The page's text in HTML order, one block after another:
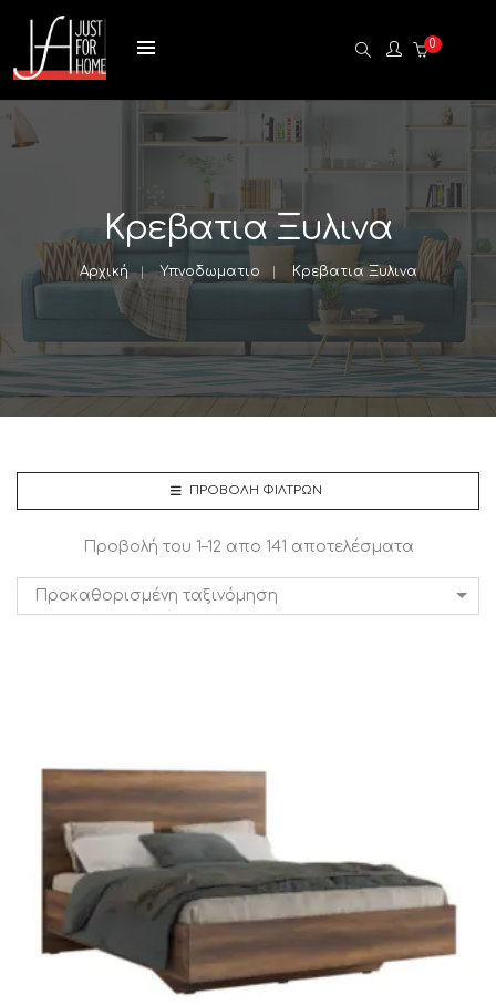
0
Κρεβατια Ξυλινα
Αρχική Υπνοδωματιο Κρεβατια Ξυλινα
ΠΡΟΒΟΛΉ ΦΊΛΤΡΩΝ
Προβολή του 1–12 απο 141 αποτελέσματα
Προκαθορισμένη ταξινόμηση